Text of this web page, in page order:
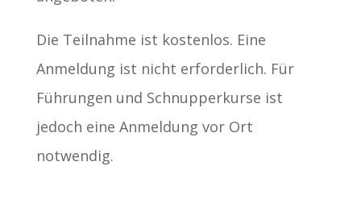
Die Teilnahme ist kostenlos. Eine
Anmeldung ist nicht erforderlich. Für
Führungen und Schnupperkurse ist
jedoch eine Anmeldung vor Ort
notwendig.